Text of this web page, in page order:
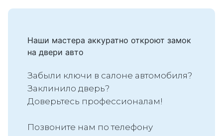
Наши мастера аккуратно откроют замок
на двери авто
Забыли ключи в салоне автомобиля?
Заклинило дверь?
Доверьтесь профессионалам!
Позвоните нам по телефону